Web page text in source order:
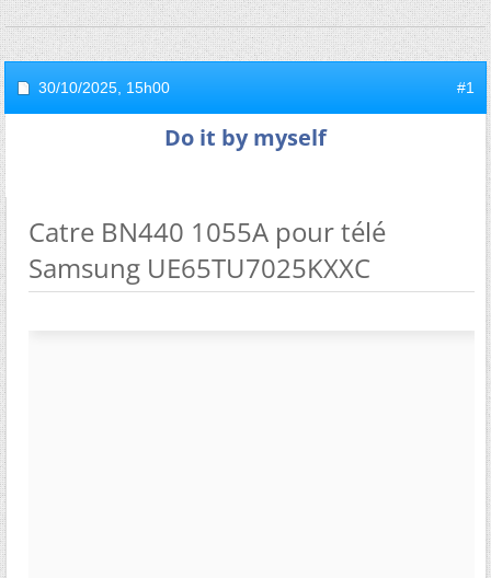
30/10/2025, 15h00 #1
Do it by myself
Catre BN440 1055A pour télé
Samsung UE65TU7025KXXC